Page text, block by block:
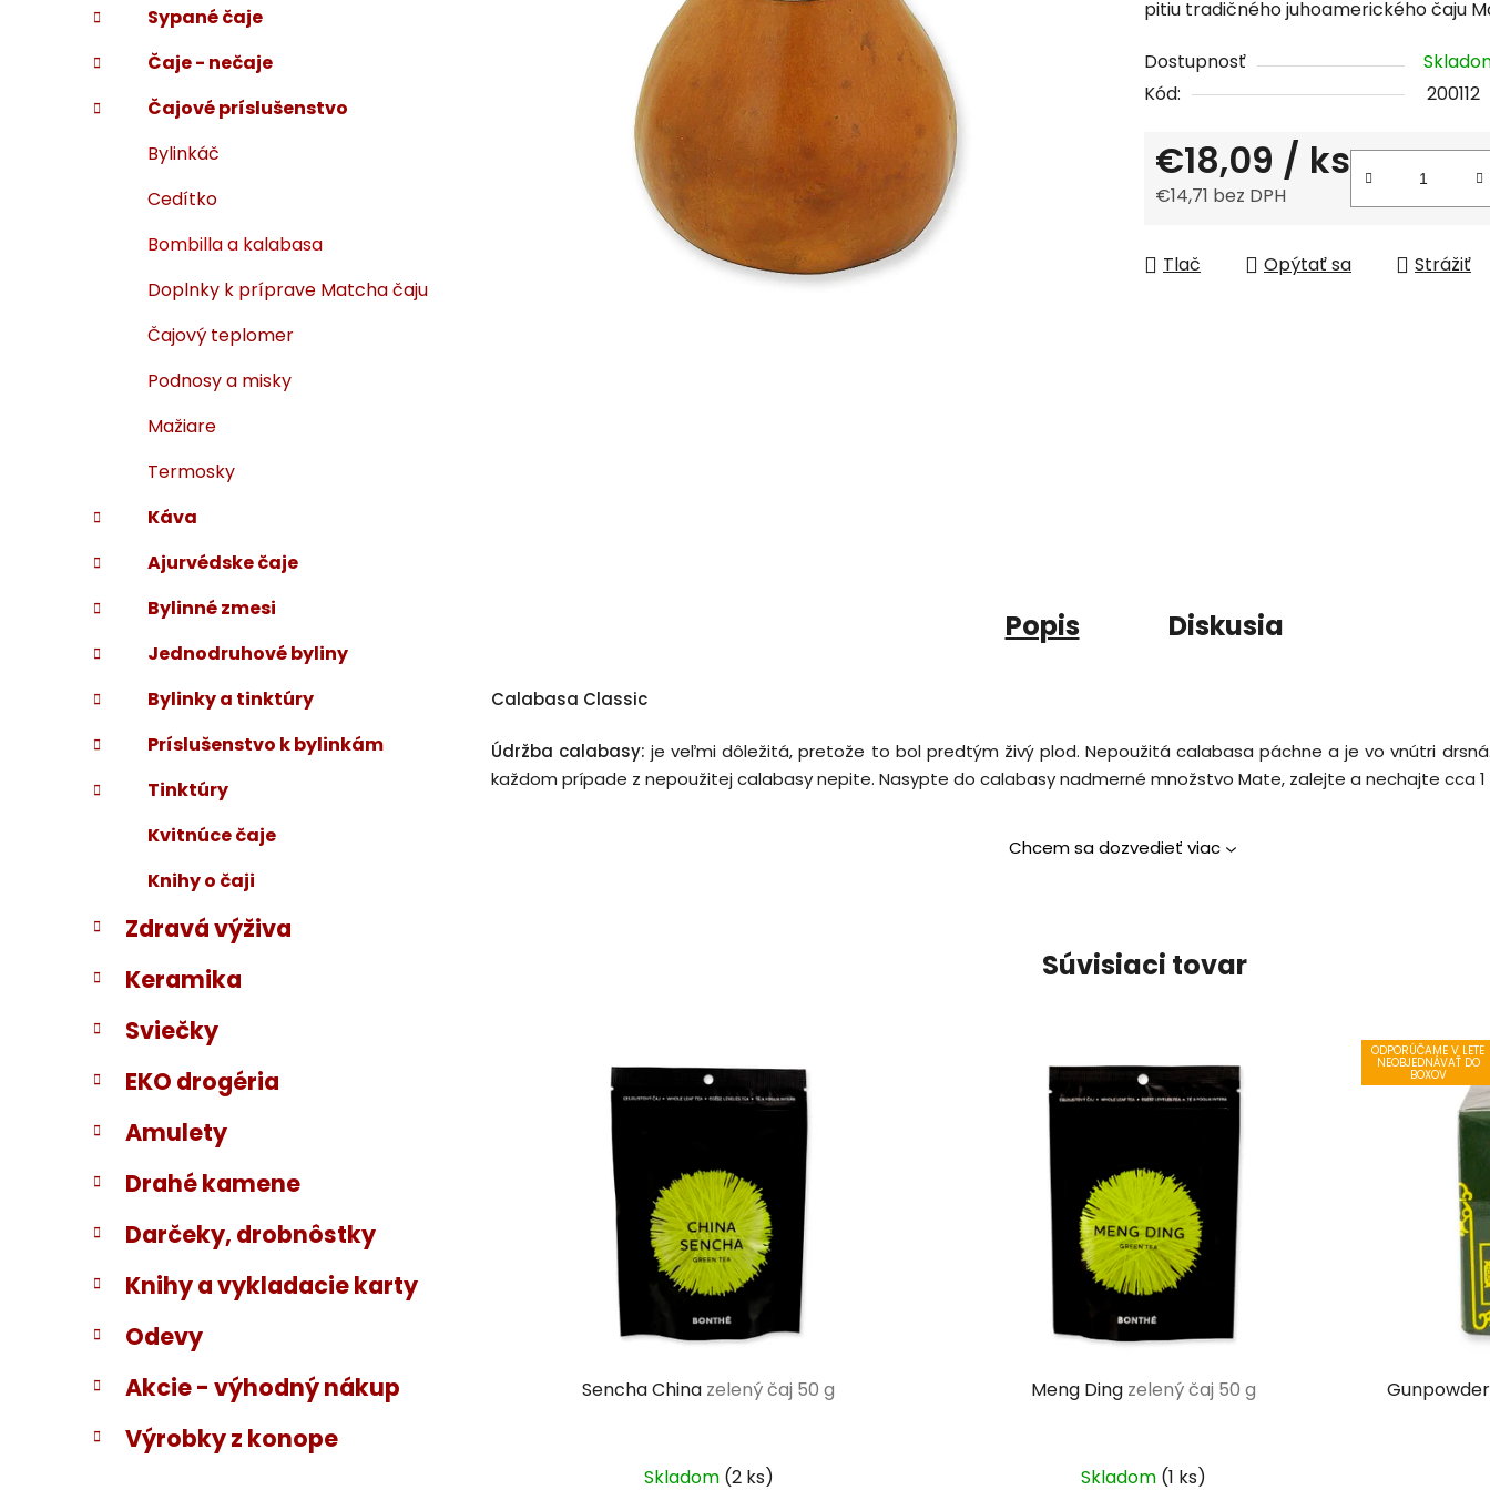
a
n
l
i
Sypané čaje
Čaje - nečaje
Čajové príslušenstvo
Bylinkáč
Cedítko
Bombilla a kalabasa
Doplnky k príprave Matcha čaju
Čajový teplomer
Podnosy a misky
Mažiare
Termosky
Káva
Ajurvédske čaje
Bylinné zmesi
Jednodruhové byliny
Bylinky a tinktúry
Príslušenstvo k bylinkám
Tinktúry
Kvitnúce čaje
Knihy o čaji
Zdravá výživa
Keramika
Sviečky
EKO drogéria
Amulety
Drahé kamene
Darčeky, drobnôstky
Knihy a vykladacie karty
Odevy
Akcie - výhodný nákup
Výrobky z konope
je
z
5
pitiu tradičného juhoamerického čaju
Dostupnosť
Kód:
200112
€18,09 / ks
€14,71 bez DPH
Tlač
Opýtať sa Strážiť
Popis Diskusia
Calabasa Classic
Údržba calabasy: je veľmi dôležitá, pretože to bol predtým živý plod. Nepoužitá calabasa páchne a je vo vnútri
každom prípade z nepoužitej calabasy nepite. Nasypte do calabasy nadmerné množstvo Mate, zalejte a nechajte cca
Chcem sa dozvedieť viac
Súvisiaci tovar
Sencha China zelený čaj 50 g
Skladom (2 ks)
Meng Ding zelený čaj 50 g
Skladom (1 ks)
ODPORÚČAME V LETE
NEOBJEDNÁVAŤ DO
BOXOV